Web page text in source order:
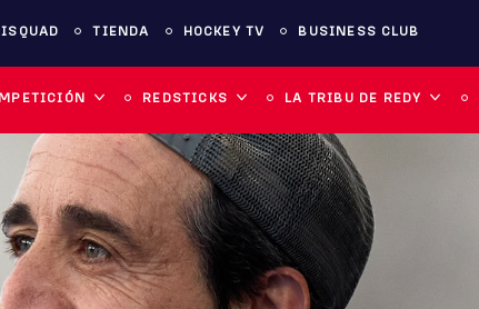
ISQUAD TIENDA HOCKEY TV BUSINESS CLUB
REDSTICKS LA TRIBU DE REDY